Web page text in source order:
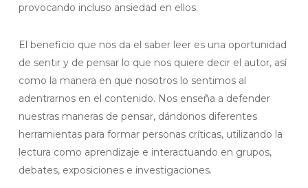
provocando incluso ansiedad en ellos.
El beneficio que nos da el saber leer es una oportunidad
de sentir y de pensar lo que nos quiere decir el autor, así
como la manera en que nosotros lo sentimos al
adentrarnos en el contenido. Nos enseña a defender
nuestras maneras de pensar, dándonos diferentes
herramientas para formar personas críticas, utilizando la
lectura como aprendizaje e interactuando en grupos,
debates, exposiciones e investigaciones.